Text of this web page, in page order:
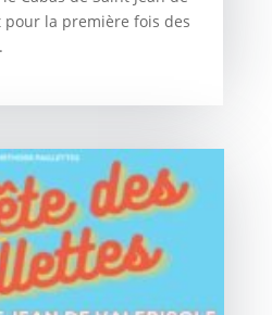
pour la première fois des